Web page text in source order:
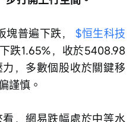
塊普遍下跌， $恒生科技
跌1.65%，收於5408.98
，多數個股收於關鍵移
謹慎。
，網易跌幅處於中等水